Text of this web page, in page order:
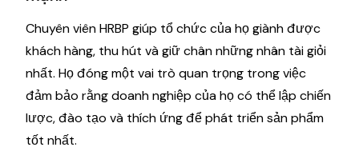
Chuyên viên HRBP giúp tổ chức của họ giành được
khách hàng, thu hút và giữ chân những nhân tài giỏi
nhất. Họ đóng một vai trò quan trọng trong việc
đảm bảo rằng doanh nghiệp của họ có thể lập chiến
lược, đào tạo và thích ứng để phát triển sản phẩm
tốt nhất.